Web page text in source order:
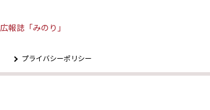
広報誌「みのり」
プライバシーポリシー